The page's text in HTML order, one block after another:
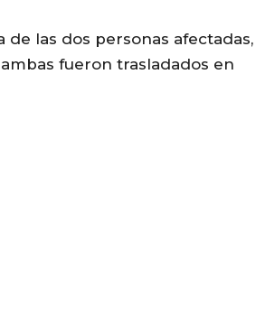
las dos personas afectadas,
fueron trasladados en